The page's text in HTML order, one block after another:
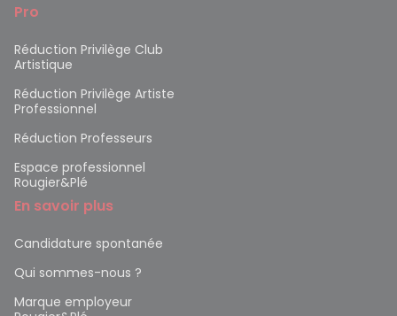
Pro
Réduction Privilège Club
Artistique
Réduction Privilège Artiste
Professionnel
Réduction Professeurs
Espace professionnel
Rougier&Plé
En savoir plus
Candidature spontanée
Qui sommes-nous ?
Marque employeur